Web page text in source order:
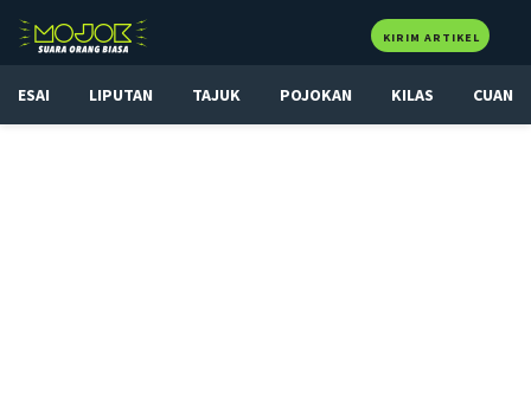
KIRIM ARTIKEL
ESAI LIPUTAN TAJUK POJOKAN KILAS CUAN